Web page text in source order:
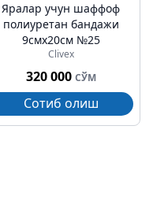
Яралар учун шаффоф
полиуретан бандажи
9cмх20cм №25
Clivex
320 000 СЎМ
Сотиб олиш